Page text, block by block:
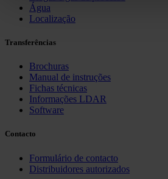
Água
Localização
Transferências
Brochuras
Manual de instruções
Fichas técnicas
Informações LDAR
Software
Contacto
Formulário de contacto
Distribuidores autorizados